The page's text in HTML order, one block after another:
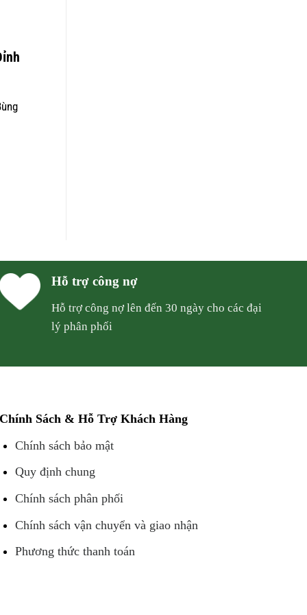
Hỗ trợ công nợ
Hỗ trợ công nợ lên đến 30 ngày cho các đại
lý phân phối
Chính Sách & Hỗ Trợ Khách Hàng
Chính sách bảo mật
Quy định chung
Chính sách phân phối
Chính sách vận chuyển và giao nhận
Phương thức thanh toán